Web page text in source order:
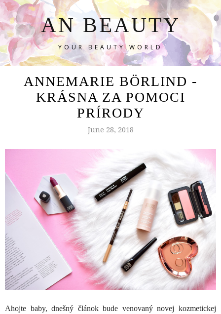
AN BEAUTY
YOUR BEAUTY WORLD
ANNEMARIE BÖRLIND -
KRÁSNA ZA POMOCI
PRÍRODY
June 28, 2018
Ahojte baby, dnešný článok bude venovaný novej kozmetickej